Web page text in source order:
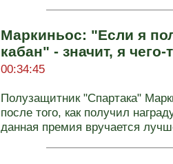
Маркиньос: "Если я
кабан" - значит, я
00:34:45
Полузащитник "Спартака"
после того, как получил
данная премия вручается